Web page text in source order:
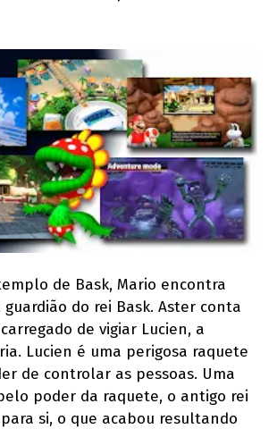
de Bask, Mario encontra
do rei Bask. Aster conta
de vigiar Lucien, a
Lucien é uma perigosa raquete
de controlar as pessoas. Uma
poder da raquete, o antigo rei
si, o que acabou resultando